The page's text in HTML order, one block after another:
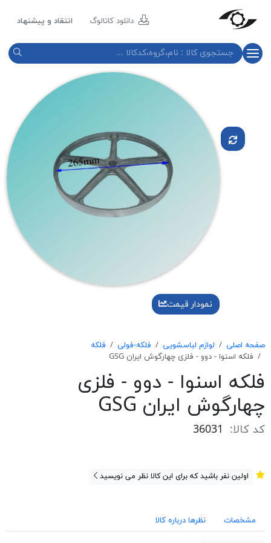
دانلود کاتالوگ انتقاد و پیشنهاد
نمودار قیمت
صفحه اصلی لوازم لباسشویی فلکه-فولی
فلکه
فلکه اسنوا - دوو - فلزی چهارگوش ایران GSG
فلکه اسنوا - دوو - فلزی
چهارگوش ایران GSG
کد کالا: 36031
اولین نفر باشید که برای این کالا نظر می نویسید
مشخصات نظرها درباره کالا